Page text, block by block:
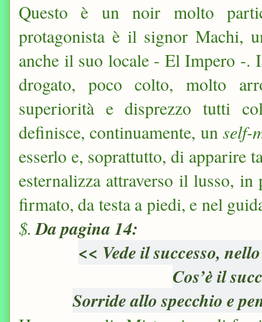
Questo è un noir molto
protagonista è il signor Machi,
anche il suo locale - El Impero -.
drogato, poco colto, molto
superiorità e disprezzo tutti
definisce, continuamente, unself-
esserlo e, soprattutto, di apparire
esternalizza attraverso il lusso,
firmato, da testa a piedi, e nel
$. Da pagina 14:
<< Vede il successo,
Cos’è il
Sorride allo specchio e